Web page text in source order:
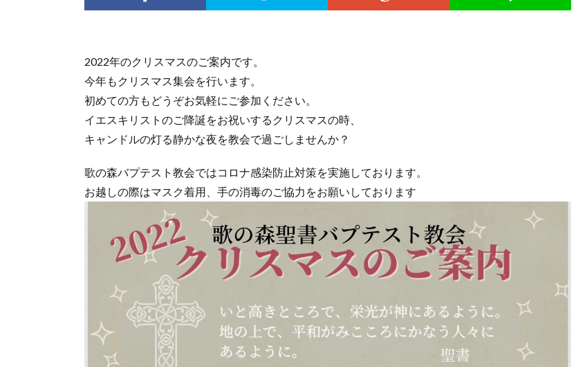
2022年のクリスマスのご案内です。
今年もクリスマス集会を行います。
初めての方もどうぞお気軽にご参加ください。
イエスキリストのご降誕をお祝いするクリスマスの時、
キャンドルの灯る静かな夜を教会で過ごしませんか？
歌の森バプテスト教会ではコロナ感染防止対策を実施しております。
お越しの際はマスク着用、手の消毒のご協力をお願いしております